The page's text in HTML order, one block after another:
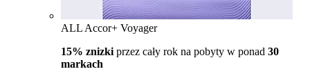
ALL Accor+ Voyager
15% znizki przez cały rok na pobyty w ponad 30
markach